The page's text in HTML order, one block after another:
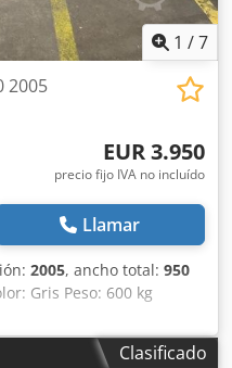
1 /7
2005
EUR 3.950
precio fijo IVA no incluído
Llamar
2005, ancho total: 950
Gris Peso: 600 kg
(L x An x Al): 300 x 95 x
- Documentación
Sí - Certificado CE
Clasificado